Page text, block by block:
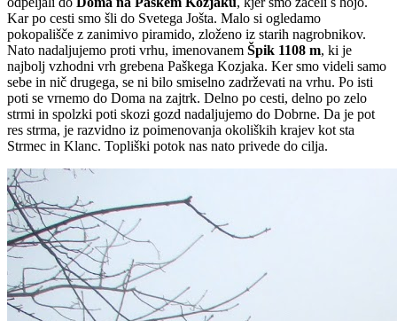
Kar po cesti smo šli do Svetega Jošta. Malo si ogledamo
pokopališče z zanimivo piramido, zloženo iz starih nagrobnikov.
Nato nadaljujemo proti vrhu, imenovanem Špik 1108 m, ki je
najbolj vzhodni vrh grebena Paškega Kozjaka. Ker smo videli samo
sebe in nič drugega, se ni bilo smiselno zadrževati na vrhu. Po isti
poti se vrnemo do Doma na zajtrk. Delno po cesti, delno po zelo
strmi in spolzki poti skozi gozd nadaljujemo do Dobrne. Da je pot
res strma, je razvidno iz poimenovanja okoliških krajev kot sta
Strmec in Klanc. Topliški potok nas nato privede do cilja.